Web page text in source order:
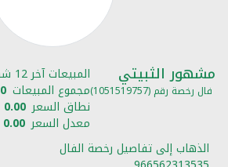
مشهور الثبيتي
فال رخصة رقم (1051519757)
المبيعات آخر 12 شهر
مجموع المبيعات 0
نطاق السعر 0.00
معدل السعر 0.00
الذهاب إلى تفاصيل رخصة الفال